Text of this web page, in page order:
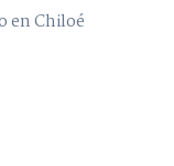
en Chiloé